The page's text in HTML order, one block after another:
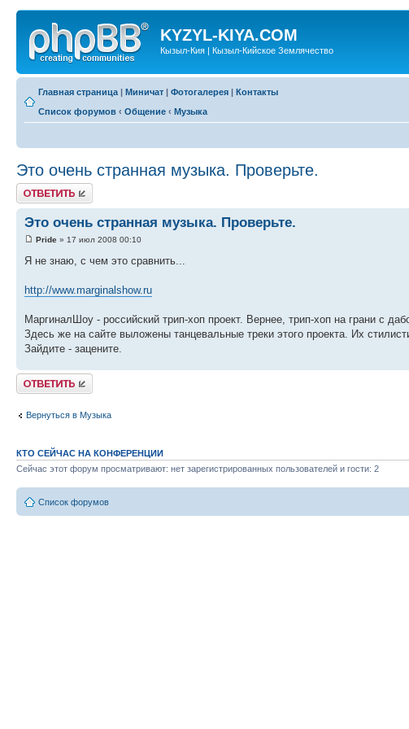
KYZYL-KIYA.COM
Кызыл-Кия | Кызыл-Кийское Землячество
Главная страница | Миничат | Фотогалерея | Контакты
Список форумов ‹ Общение ‹ Музыка
Это очень странная музыка. Проверьте.
Ответить
Это очень странная музыка. Проверьте.
Pride » 17 июл 2008 00:10
Я не знаю, с чем это сравнить...
http://www.marginalshow.ru
МаргиналШоу - российский трип-хоп проект. Вернее, трип-хоп на грани с
Здесь же на сайте выложены танцевальные треки этого проекта. Их
Зайдите - зацените.
Ответить
Вернуться в Музыка
КТО СЕЙЧАС НА КОНФЕРЕНЦИИ
Сейчас этот форум просматривают: нет зарегистрированных пользователей и гости: 2
Список форумов